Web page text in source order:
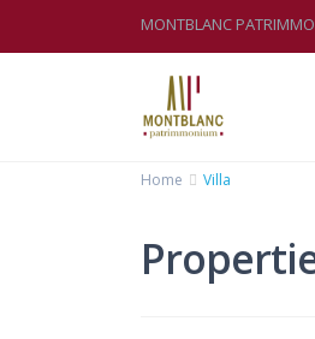
MONTBLANC
Home Villa